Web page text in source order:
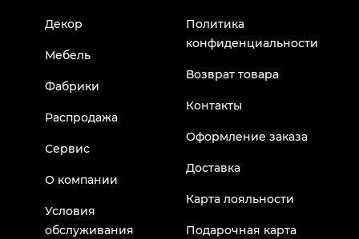
Декор
Мебель
Фабрики
Распродажа
Сервис
О компании
Условия
обслуживания
Политика
конфиденциальности
Возврат товара
Контакты
Оформление заказа
Доставка
Карта лояльности
Подарочная карта